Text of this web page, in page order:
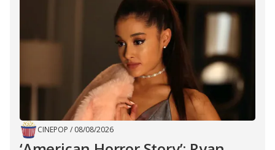
CINEPOP / 08/08/2026